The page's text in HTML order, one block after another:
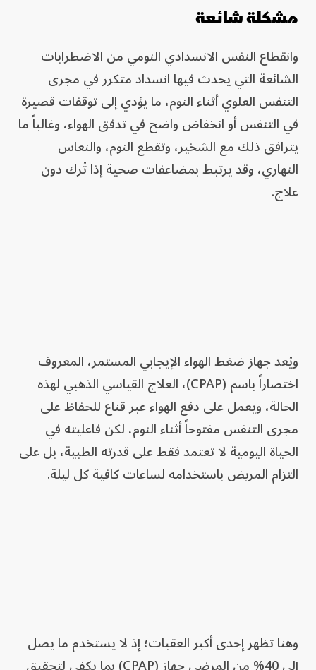
مشكلة شائعة
وانقطاع النفس الانسدادي النومي من الاضطرابات
الشائعة التي يحدث فيها انسداد متكرر في مجرى
التنفس العلوي أثناء النوم، ما يؤدي إلى توقفات قصيرة
في التنفس أو انخفاض واضح في تدفق الهواء، وغالباً ما
يترافق ذلك مع الشخير، وتقطع النوم، والنعاس
النهاري، وقد يرتبط بمضاعفات صحية إذا تُرك دون
علاج.
ويُعد جهاز ضغط الهواء الإيجابي المستمر، المعروف
اختصاراً باسم (CPAP)، العلاج القياسي الذهبي لهذه
الحالة، ويعمل على دفع الهواء عبر قناع للحفاظ على
مجرى التنفس مفتوحاً أثناء النوم، لكن فاعليته في
الحياة اليومية لا تعتمد فقط على قدرته الطبية، بل على
التزام المريض باستخدامه لساعات كافية كل ليلة.
وهنا تظهر إحدى أكبر العقبات؛ إذ لا يستخدم ما يصل